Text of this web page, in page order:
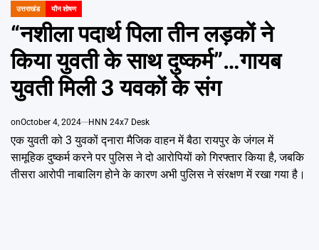
POSTED
IN
उत्तराखंड यौन शोषण
“नशीला पदार्थ पिला तीन लड़कों ने
किया युवती के साथ दुष्कर्म”…गायब
युवती मिली 3 यवकों के संग
onOctober 4, 2024 HNN 24x7 Desk
एक युवती को 3 युवकों द्नारा मैजिक वाहन में बैठा रायपुर के जंगल में
सामूहिक दुष्कर्म करने पर पुलिस ने दो आरोपियों को गिरफ्तार किया है, जबकि
तीसरा आरोपी नाबालिग होने के कारण अभी पुलिस ने संरक्षण में रखा गया है।